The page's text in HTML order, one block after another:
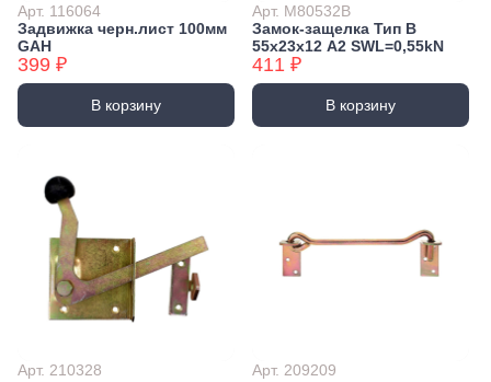
Арт. 116064
Задвижка черн.лист 100мм
GAH
399 ₽
В корзину
Арт. M80532B
Замок-защелка Тип B
55х23х12 А2 SWL=0,55kN
411 ₽
В корзину
Арт. 210328
Арт. 209209